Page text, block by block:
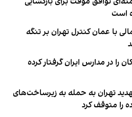
است
با عمان کنترل تهران بر تنگه
را در مدارس ایران گرفتار کرده
تهران به حمله به زیرساخت‌های
را متوقف کرد